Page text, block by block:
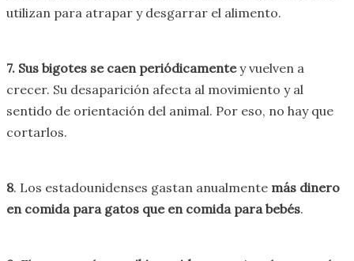
utilizan para atrapar y desgarrar el alimento.
7. Sus bigotes se caen periódicamentey vuelven a
crecer. Su desaparición afecta al movimiento y al
sentido de orientación del animal. Por eso, no hay que
cortarlos.
8. Los estadounidenses gastan anualmente más dinero
en comida para gatos que en comida para bebés.